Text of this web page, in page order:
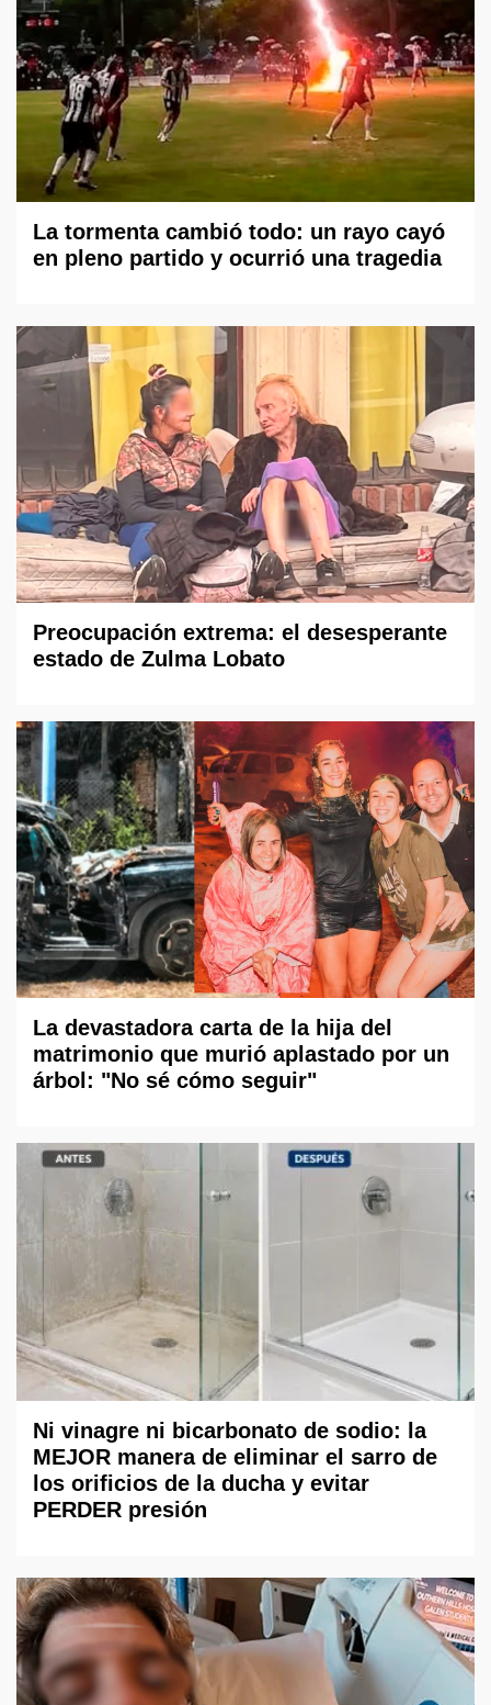
La tormenta cambió todo: un rayo cayó
en pleno partido y ocurrió una tragedia
Preocupación extrema: el desesperante
estado de Zulma Lobato
La devastadora carta de la hija del
matrimonio que murió aplastado por un
árbol: "No sé cómo seguir"
Ni vinagre ni bicarbonato de sodio: la
MEJOR manera de eliminar el sarro de
los orificios de la ducha y evitar
PERDER presión